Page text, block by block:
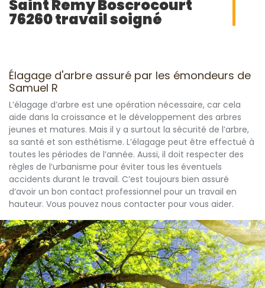
Saint Remy Boscrocourt
76260 travail soigné
Élagage d'arbre assuré par les émondeurs de
Samuel R
L’élagage d’arbre est une opération nécessaire, car cela
aide dans la croissance et le développement des arbres
jeunes et matures. Mais il y a surtout la sécurité de l’arbre,
sa santé et son esthétisme. L’élagage peut être effectué à
toutes les périodes de l’année. Aussi, il doit respecter des
règles de l’urbanisme pour éviter tous les éventuels
accidents durant le travail. C’est toujours bien assuré
d’avoir un bon contact professionnel pour un travail en
hauteur. Vous pouvez nous contacter pour vous aider.